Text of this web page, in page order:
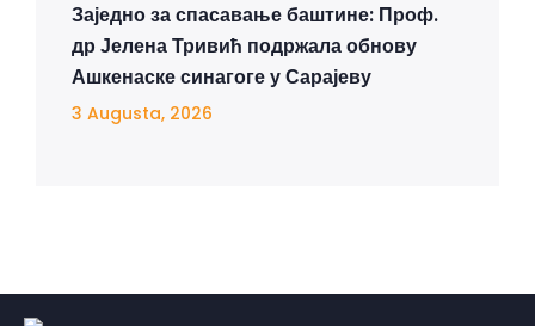
Заједно за спасавање баштине: Проф.
др Јелена Тривић подржала обнову
Ашкенаске синагоге у Сарајеву
3 Augusta, 2026